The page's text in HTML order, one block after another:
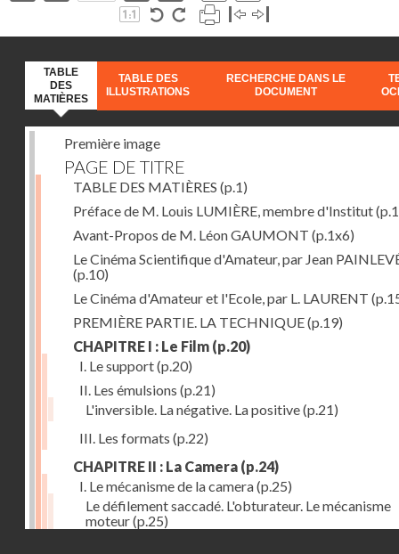
TABLE
DES
MATIÈRES
TABLE DES
ILLUSTRATIONS
RECHERCHE DANS LE
DOCUMENT
Première image
PAGE DE TITRE
TABLE DES MATIÈRES (p.1)
Préface de M. Louis LUMIÈRE, membre d'Institut
Avant-Propos de M. Léon GAUMONT (p.1x6)
Le Cinéma Scientifique d'Amateur, par Jean
(p.10)
Le Cinéma d'Amateur et l'Ecole, par L. LAURENT
PREMIÈRE PARTIE. LA TECHNIQUE(p.19)
CHAPITRE I : Le Film (p.20)
I. Le support(p.20)
II. Les émulsions (p.21)
L'inversible. La négative. La positive(p.21)
III. Les formats (p.22)
CHAPITRE II : La Camera (p.24)
I. Le mécanisme de la camera(p.25)
Le défilement saccadé. L'obturateur. Le mécanisme
moteur(p.25)